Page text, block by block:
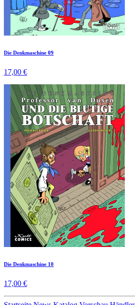
Die Denkmaschine 09
17,00 €
Die Denkmaschine 10
17,00 €